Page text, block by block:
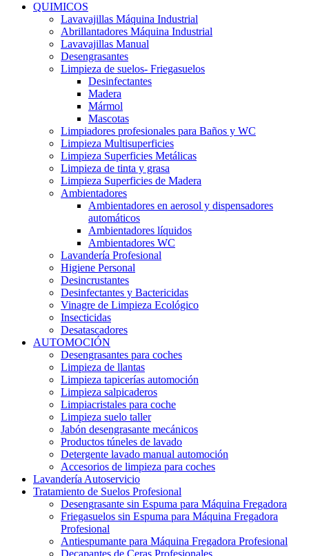
QUIMICOS
Lavavajillas Máquina Industrial
Abrillantadores Máquina Industrial
Lavavajillas Manual
Desengrasantes
Limpieza de suelos- Friegasuelos
Desinfectantes
Madera
Mármol
Mascotas
Limpiadores profesionales para Baños y WC
Limpieza Multisuperficies
Limpieza Superficies Metálicas
Limpieza de tinta y grasa
Limpieza Superficies de Madera
Ambientadores
Ambientadores en aerosol y dispensadores
automáticos
Ambientadores líquidos
Ambientadores WC
Lavandería Profesional
Higiene Personal
Desincrustantes
Desinfectantes y Bactericidas
Vinagre de Limpieza Ecológico
Insecticidas
Desatascadores
AUTOMOCIÓN
Desengrasantes para coches
Limpieza de llantas
Limpieza tapicerías automoción
Limpieza salpicaderos
Limpiacristales para coche
Limpieza suelo taller
Jabón desengrasante mecánicos
Productos túneles de lavado
Detergente lavado manual automoción
Accesorios de limpieza para coches
Lavandería Autoservicio
Tratamiento de Suelos Profesional
Desengrasante sin Espuma para Máquina Fregadora
Friegasuelos sin Espuma para Máquina Fregadora
Profesional
Antiespumante para Máquina Fregadora Profesional
Decapantes de Ceras Profesionales